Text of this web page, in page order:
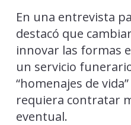
En una entrevista
destacó que
innovar las formas
un servicio
“homenajes de
requiera contratar
eventual.